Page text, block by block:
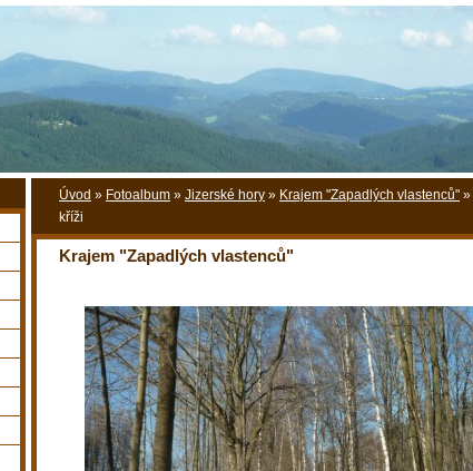
Úvod » Fotoalbum » Jizerské hory » Krajem "Zapadlých vlastenců" »
kříži
Krajem "Zapadlých vlastenců"